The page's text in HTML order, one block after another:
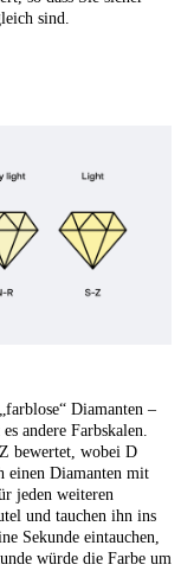
sind.
Diamanten –
andere Farbskalen.
bewertet, wobei D
einen Diamanten mit
jeden weiteren
und tauchen ihn ins
Sekunde eintauchen,
würde die Farbe um